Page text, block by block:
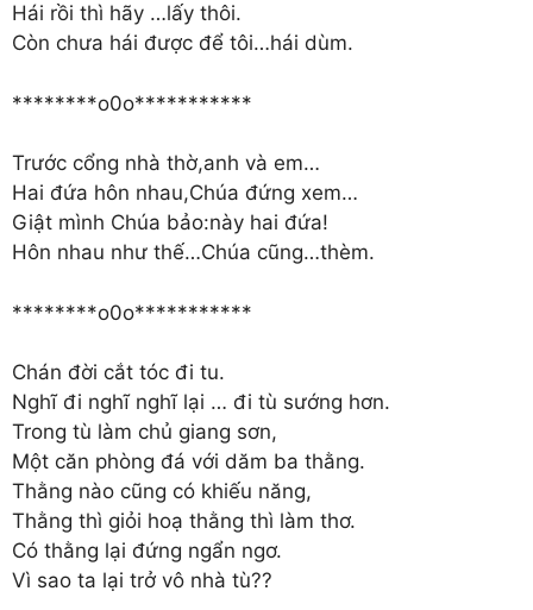
Hái rồi thì hãy …lấy thôi.
Còn chưa hái được để tôi…hái dùm.
********o0o***********
Trước cổng nhà thờ,anh và em…
Hai đứa hôn nhau,Chúa đứng xem…
Giật mình Chúa bảo:này hai đứa!
Hôn nhau như thế…Chúa cũng…thèm.
********o0o***********
Chán đời cắt tóc đi tu.
Nghĩ đi nghĩ nghĩ lại … đi tù sướng hơn.
Trong tù làm chủ giang sơn,
Một căn phòng đá với dăm ba thằng.
Thằng nào cũng có khiếu năng,
Thằng thì giỏi hoạ thằng thì làm thơ.
Có thằng lại đứng ngẩn ngơ.
Vì sao ta lại trở vô nhà tù??